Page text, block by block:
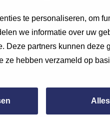
te personaliseren, om
we informatie over uw
Deze partners kunnen deze
ze hebben verzameld op